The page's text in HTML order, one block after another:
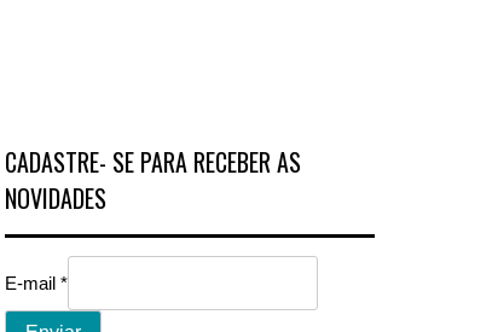
CADASTRE- SE PARA RECEBER AS
NOVIDADES
E-mail *